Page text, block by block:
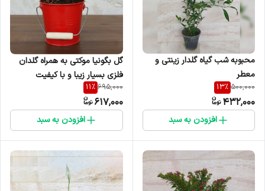
محبوبه شب گیاه گلدار زینتی و
معطر
500,000
13%
432,000
افزودن به سبد
گل بگونیا موکتی به همراه گلدان
فلزی بسیار زیبا و با کیفیت
695,000
11%
617,000
افزودن به سبد